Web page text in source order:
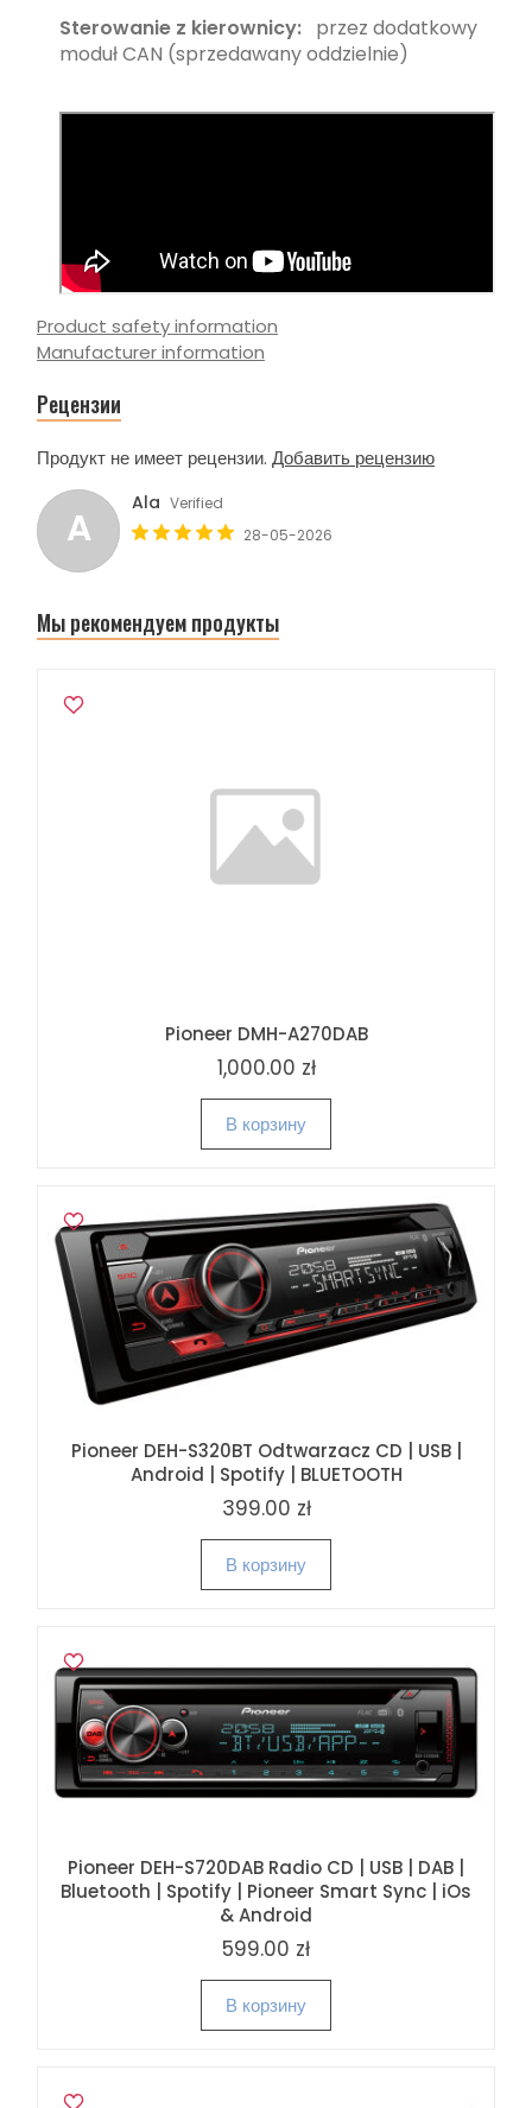
Sterowanie z kierownicy: przez dodatkowy
moduł CAN (sprzedawany oddzielnie)
Product safety information
Manufacturer information
Рецензии
Продукт не имеет рецензии. Добавить рецензию
A
Ala Verified
28-05-2026
Мы рекомендуем продукты
Pioneer DMH-A270DAB
1,000.00 zł
В корзину
Pioneer DEH-S320BT Odtwarzacz CD | USB |
Android | Spotify | BLUETOOTH
399.00 zł
В корзину
Pioneer DEH-S720DAB Radio CD | USB | DAB |
Bluetooth | Spotify | Pioneer Smart Sync | iOs
& Android
599.00 zł
В корзину